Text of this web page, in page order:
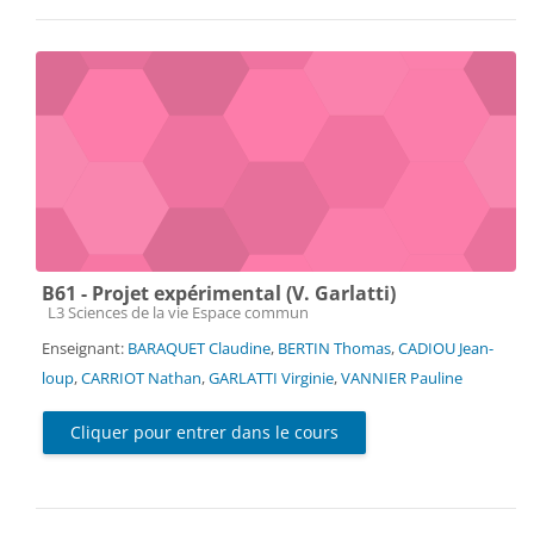
B61 - Projet expérimental (V. Garlatti)
Catégorie de cours
L3 Sciences de la vie Espace commun
Enseignant: BARAQUET Claudine, BERTIN Thomas,CADIOU Jean-
loup,CARRIOT Nathan,GARLATTI Virginie,VANNIER Pauline
Cliquer pour entrer dans le cours